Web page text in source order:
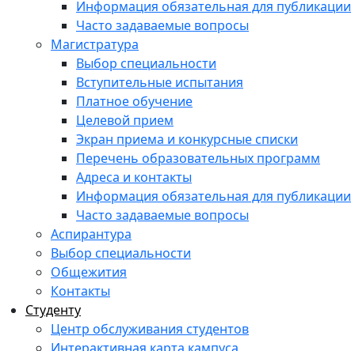
Информация обязательная для публикации
Часто задаваемые вопросы
Магистратура
Выбор специальности
Вступительные испытания
Платное обучение
Целевой прием
Экран приема и конкурсные списки
Перечень образовательных программ
Адреса и контакты
Информация обязательная для публикации
Часто задаваемые вопросы
Аспирантура
Выбор специальности
Общежития
Контакты
Студенту
Центр обслуживания студентов